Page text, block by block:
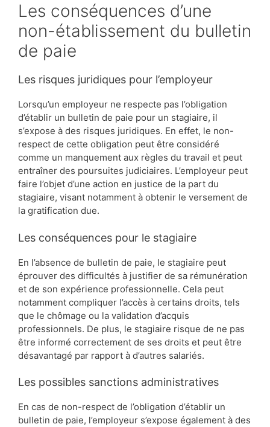
Les conséquences d’une
non-établissement du bulletin
de paie
Les risques juridiques pour l’employeur
Lorsqu’un employeur ne respecte pas l’obligation
d’établir un bulletin de paie pour un stagiaire, il
s’expose à des risques juridiques. En effet, le non-
respect de cette obligation peut être considéré
comme un manquement aux règles du travail et peut
entraîner des poursuites judiciaires. L’employeur peut
faire l’objet d’une action en justice de la part du
stagiaire, visant notamment à obtenir le versement de
la gratification due.
Les conséquences pour le stagiaire
En l’absence de bulletin de paie, le stagiaire peut
éprouver des difficultés à justifier de sa rémunération
et de son expérience professionnelle. Cela peut
notamment compliquer l’accès à certains droits, tels
que le chômage ou la validation d’acquis
professionnels. De plus, le stagiaire risque de ne pas
être informé correctement de ses droits et peut être
désavantagé par rapport à d’autres salariés.
Les possibles sanctions administratives
En cas de non-respect de l’obligation d’établir un
bulletin de paie, l’employeur s’expose également à des